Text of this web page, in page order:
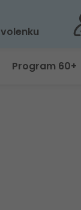
Program 60+